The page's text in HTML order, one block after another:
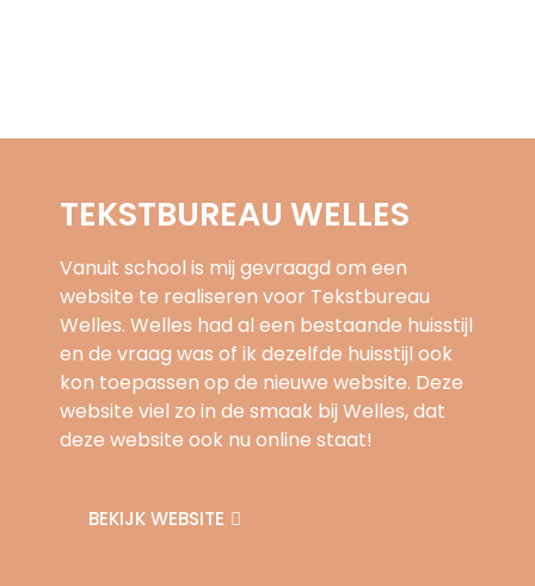
TEKSTBUREAU WELLES
Vanuit school is mij gevraagd om een
website te realiseren voor Tekstbureau
Welles. Welles had al een bestaande huisstijl
en de vraag was of ik dezelfde huisstijl ook
kon toepassen op de nieuwe website. Deze
website viel zo in de smaak bij Welles, dat
deze website ook nu online staat!
BEKIJK WEBSITE